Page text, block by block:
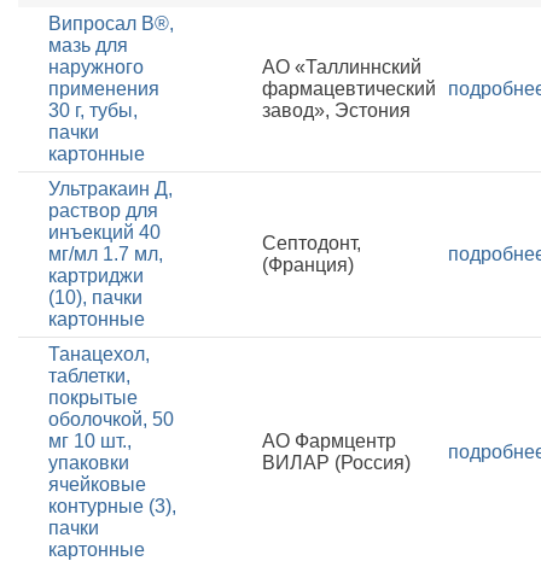
Випросал В®,
мазь для
наружного
применения
30 г, тубы,
пачки
картонные
АО «Таллиннский
фармацевтический
завод», Эстония
Ультракаин Д,
раствор для
инъекций 40
мг/мл 1.7 мл,
картриджи
(10), пачки
картонные
Септодонт,
(Франция)
Танацехол,
таблетки,
покрытые
оболочкой, 50
мг 10 шт.,
упаковки
ячейковые
контурные (3),
пачки
картонные
АО Фармцентр
ВИЛАР (Россия)